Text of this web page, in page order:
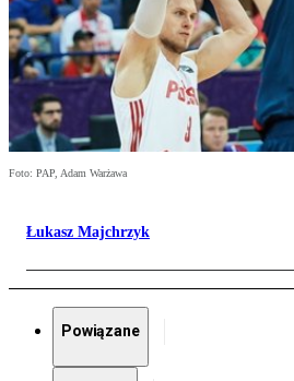
Foto: PAP, Adam Warżawa
Łukasz Majchrzyk
Powiązane